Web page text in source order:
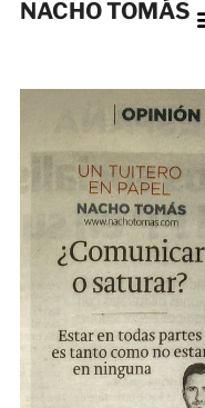
NACHO TOMÁS